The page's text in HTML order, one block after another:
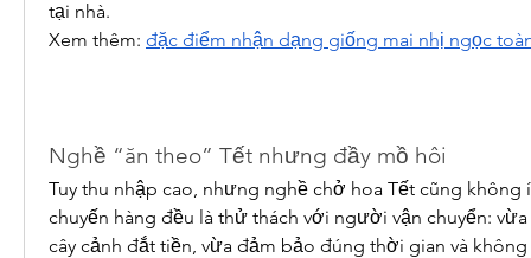
tại nhà.
Xem thêm: đặc điểm nhận dạng giống mai nhị ngọc
Nghề “ăn theo” Tết nhưng đầy mồ hôi
Tuy thu nhập cao, nhưng nghề chở hoa Tết cũng không
chuyến hàng đều là thử thách với người vận chuyển:
cây cảnh đắt tiền, vừa đảm bảo đúng thời gian và